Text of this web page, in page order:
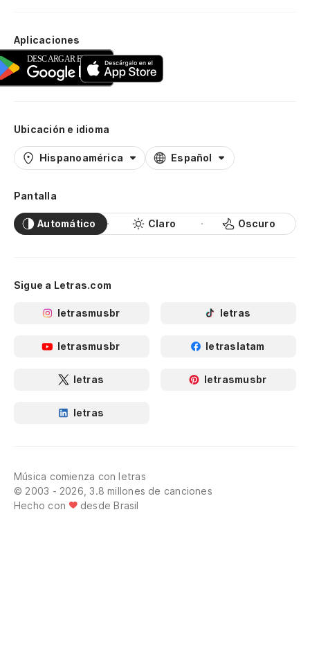
Aplicaciones
Ubicación e idioma
Hispanoamérica Español
Pantalla
Automático Claro Oscuro
Sigue a Letras.com
letrasmusbr letras
letrasmusbr letraslatam
letras letrasmusbr
letras
Música comienza con letras
© 2003 - 2026, 3.8 millones de canciones
Hecho con
desde Brasil